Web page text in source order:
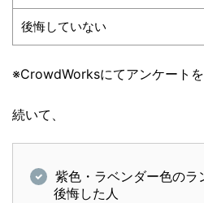
後悔していない
※CrowdWorksにてアンケート
続いて、
紫色・ラベンダー色のラ
後悔した人